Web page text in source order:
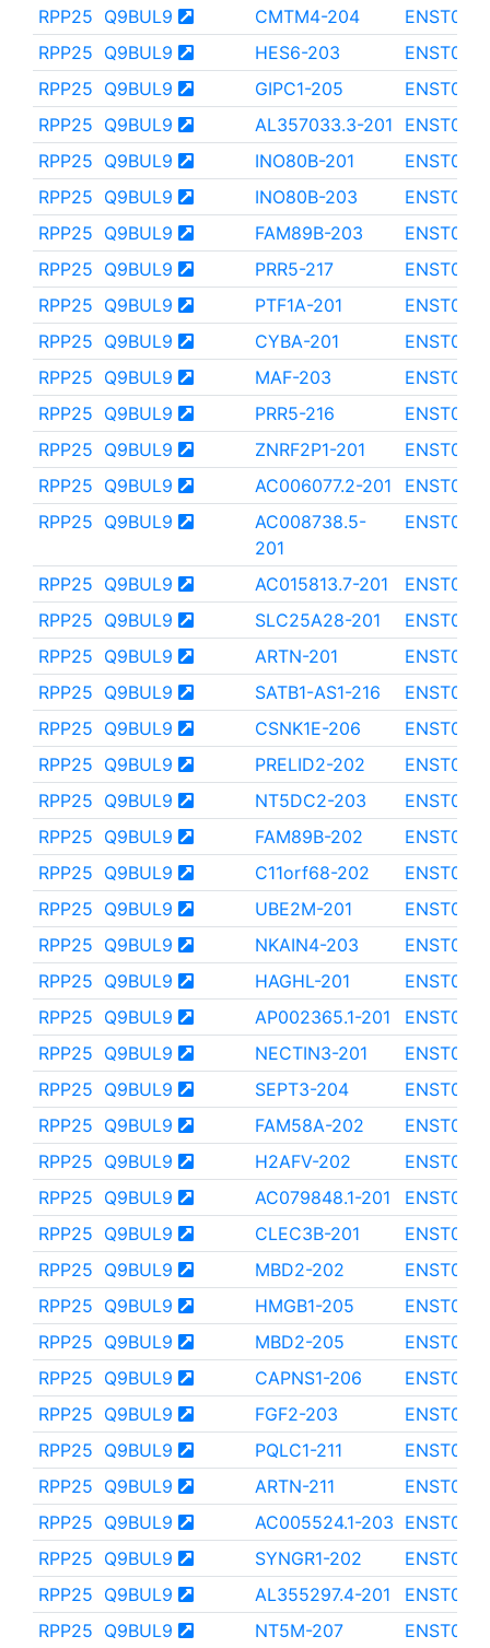
RPP25 Q9BUL9 CMTM4-204
RPP25 Q9BUL9 HES6-203
RPP25 Q9BUL9 GIPC1-205
RPP25 Q9BUL9 AL357033.3-201
RPP25 Q9BUL9 INO80B-201
RPP25 Q9BUL9 INO80B-203
RPP25 Q9BUL9 FAM89B-203
RPP25 Q9BUL9 PRR5-217
RPP25 Q9BUL9 PTF1A-201
RPP25 Q9BUL9 CYBA-201
RPP25 Q9BUL9 MAF-203
RPP25 Q9BUL9 PRR5-216
RPP25 Q9BUL9 ZNRF2P1-201
RPP25 Q9BUL9 AC006077.2-201
RPP25 Q9BUL9
AC008738.5-
201
RPP25 Q9BUL9 AC015813.7-201
RPP25 Q9BUL9 SLC25A28-201
RPP25 Q9BUL9 ARTN-201
RPP25 Q9BUL9 SATB1-AS1-216
RPP25 Q9BUL9 CSNK1E-206
RPP25 Q9BUL9 PRELID2-202
RPP25 Q9BUL9 NT5DC2-203
RPP25 Q9BUL9 FAM89B-202
RPP25 Q9BUL9 C11orf68-202
RPP25 Q9BUL9 UBE2M-201
RPP25 Q9BUL9 NKAIN4-203
RPP25 Q9BUL9 HAGHL-201
RPP25 Q9BUL9 AP002365.1-201
RPP25 Q9BUL9 NECTIN3-201
RPP25 Q9BUL9 SEPT3-204
RPP25 Q9BUL9 FAM58A-202
RPP25 Q9BUL9 H2AFV-202
RPP25 Q9BUL9 AC079848.1-201
RPP25 Q9BUL9 CLEC3B-201
RPP25 Q9BUL9 MBD2-202
RPP25 Q9BUL9 HMGB1-205
RPP25 Q9BUL9 MBD2-205
RPP25 Q9BUL9 CAPNS1-206
RPP25 Q9BUL9 FGF2-203
RPP25 Q9BUL9 PQLC1-211
RPP25 Q9BUL9 ARTN-211
RPP25 Q9BUL9 AC005524.1-203
RPP25 Q9BUL9 SYNGR1-202
RPP25 Q9BUL9 AL355297.4-201
RPP25 Q9BUL9 NT5M-207